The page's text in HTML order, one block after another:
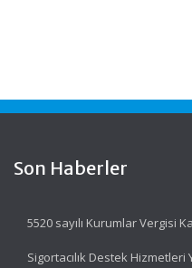
Son Haberler
5520 sayılı Kurumlar Vergisi
Sigortacılık Destek Hizmetleri